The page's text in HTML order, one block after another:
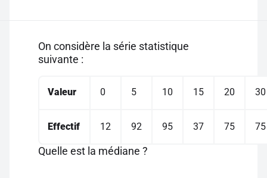
On considère la série statistique
suivante :
Valeur 0 5 10 15 20 30
Effectif 12 92 95 37 75 75
Quelle est la médiane ?